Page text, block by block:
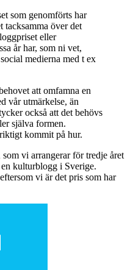
som genomförts har
tacksamma över det
eller
år har, som ni vet,
medierna med t ex
att omfamna en
vår utmärkelse, än
också att det behövs
själva formen.
kommit på hur.
som vi arrangerar för tredje året
kulturblogg i Sverige.
vi är det pris som har